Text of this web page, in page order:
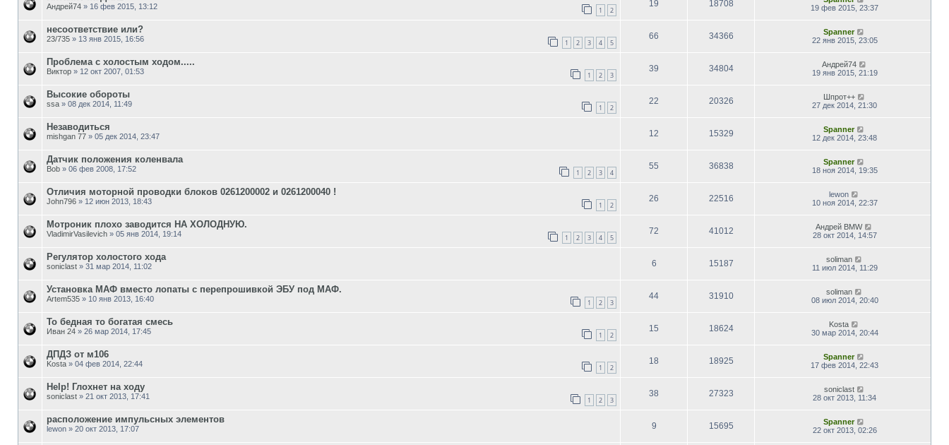
Андрей74 » 16 фев 2015, 13:12 1 2
19 18708
19 фев 2015, 23:37
несоответствие или?
23/735 » 13 янв 2015, 16:56 1 2 3 4 5
66 34366
Spanner
22 янв 2015, 23:05
Проблема с холостым ходом.....
Виктор » 12 окт 2007, 01:53 1 2 3
39 34804
Андрей74
19 янв 2015, 21:19
Высокие обороты
ssa » 08 дек 2014, 11:49 1 2
22 20326
Шпрот++
27 дек 2014, 21:30
Незаводиться
mishgan 77 » 05 дек 2014, 23:47 12 15329
Spanner
12 дек 2014, 23:48
Датчик положения коленвала
Bob » 06 фев 2008, 17:52 1 2 3 4
55 36838
Spanner
18 ноя 2014, 19:35
Отличия моторной проводки блоков 0261200002 и 0261200040 !
John796 » 12 июн 2013, 18:43 1 2
26 22516
lewon
10 ноя 2014, 22:37
Мотроник плохо заводится НА ХОЛОДНУЮ.
VladimirVasilevich » 05 янв 2014, 19:14 1 2 3 4 5
72 41012
Андрей BMW
28 окт 2014, 14:57
Регулятор холостого хода
soniclast » 31 мар 2014, 11:02 6 15187
soliman
11 июл 2014, 11:29
Установка МАФ вместо лопаты с перепрошивкой ЭБУ под МАФ.
Artem535 » 10 янв 2013, 16:40 1 2 3
44 31910
soliman
08 июл 2014, 20:40
То бедная то богатая смесь
Иван 24 » 26 мар 2014, 17:45 1 2
15 18624
Kosta
30 мар 2014, 20:44
ДПДЗ от м106
Kosta » 04 фев 2014, 22:44 1 2
18 18925
Spanner
17 фев 2014, 22:43
Help! Глохнет на ходу
soniclast » 21 окт 2013, 17:41 1 2 3
38 27323
soniclast
28 окт 2013, 11:34
расположение импульсных элементов
lewon » 20 окт 2013, 17:07 9 15695
Spanner
22 окт 2013, 02:26